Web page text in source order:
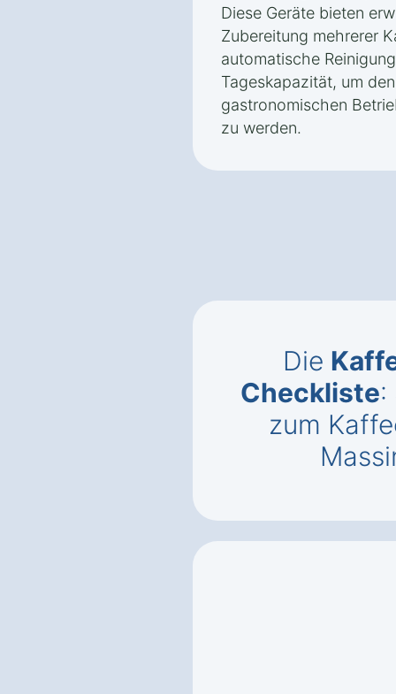
Diese Geräte bieten
Zubereitung mehrerer
automatische
Tageskapazität, um
gastronomischen
zu werden.
Die
Checkliste:
zum